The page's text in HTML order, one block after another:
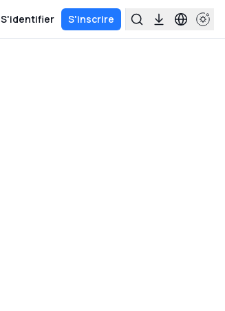
S'identifier S'inscrire